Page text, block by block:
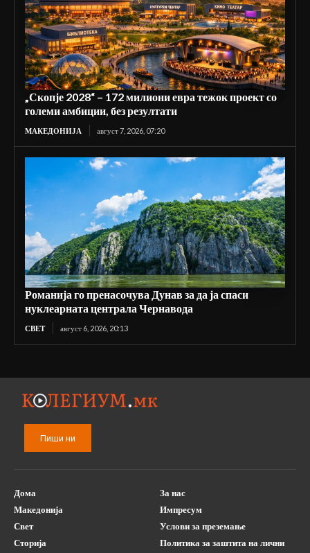
„Скопје 2028“ – 172 милиони евра тежок проект со
големи амбиции, без резултати
МАКЕДОНИЈА август 7, 2026, 07:20
Романија го пренасочува Дунав за да ја спаси
нуклеарната централа Чернавода
СВЕТ август 6, 2026, 20:13
Пиши ни
Дома
Македонија
Свет
Сторија
За нас
Импресум
Услови за преземање
Политика за заштита на лични